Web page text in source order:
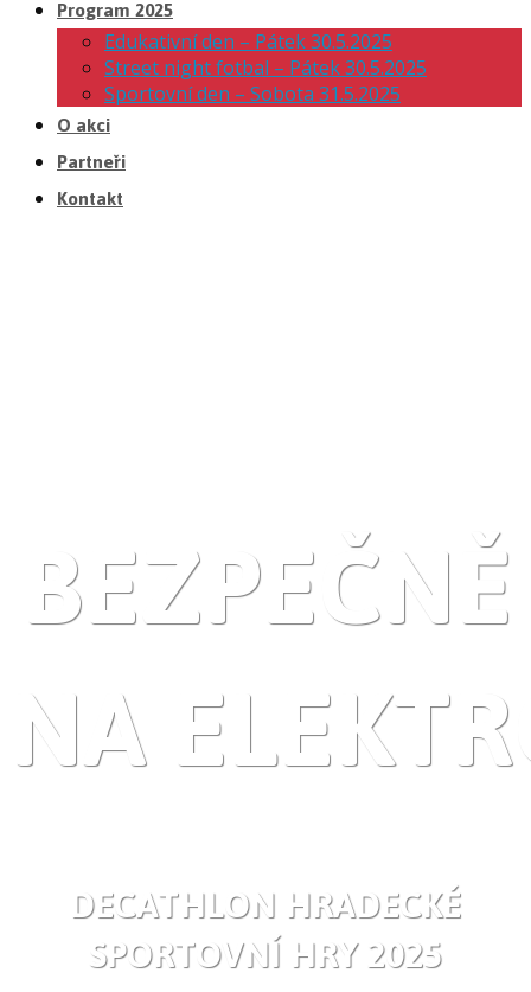
Program 2025
Edukativní den – Pátek 30.5.2025
Street night fotbal – Pátek 30.5.2025
Sportovní den – Sobota 31.5.2025
O akci
Partneři
Kontakt
BEZPEČNĚ
NA
DECATHLON HRADECKÉ
SPORTOVNÍ HRY 2025